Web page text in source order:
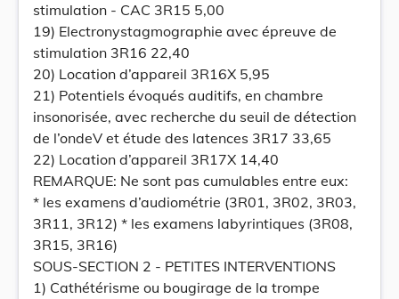
stimulation - CAC 3R15 5,00
19) Electronystagmographie avec épreuve de
stimulation 3R16 22,40
20) Location d’appareil 3R16X 5,95
21) Potentiels évoqués auditifs, en chambre
insonorisée, avec recherche du seuil de détection
de l’ondeV et étude des latences 3R17 33,65
22) Location d’appareil 3R17X 14,40
REMARQUE: Ne sont pas cumulables entre eux:
* les examens d’audiométrie (3R01, 3R02, 3R03,
3R11, 3R12) * les examens labyrintiques (3R08,
3R15, 3R16)
SOUS-SECTION 2 - PETITES INTERVENTIONS
1) Cathétérisme ou bougirage de la trompe